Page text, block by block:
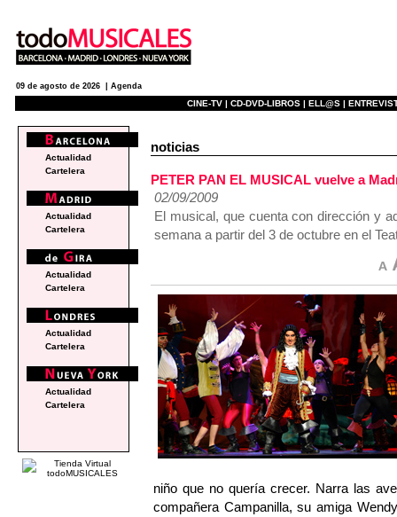
09 de agosto de 2026 | Agenda
CINE-TV | CD-DVD-LIBROS | ELL@S |
noticias
PETER PAN EL MUSICAL vuelve a
02/09/2009
El musical, que cuenta con dirección y
semana a partir del 3 de octubre en el
niño que no quería crecer. Narra las
compañera Campanilla, su amiga
Actualidad
Cartelera
Actualidad
Cartelera
Actualidad
Cartelera
Actualidad
Cartelera
Actualidad
Cartelera